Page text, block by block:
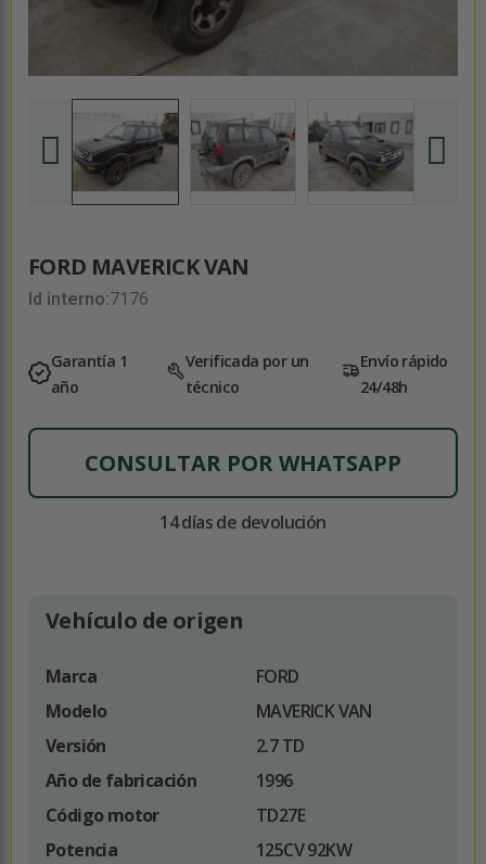
FORD MAVERICK VAN
Id interno:7176
Garantía 1
año
Verificada por un
técnico
Envío rápido
24/48h
CONSULTAR POR WHATSAPP
14 días de devolución
Vehículo de origen
Marca
FORD
Modelo
MAVERICK VAN
Versión
2.7 TD
Año de fabricación
1996
Código motor
TD27E
Potencia
125CV 92KW